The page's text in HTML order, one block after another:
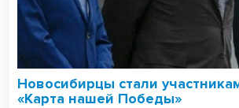
Новосибирцы стали
«Карта нашей Победы»